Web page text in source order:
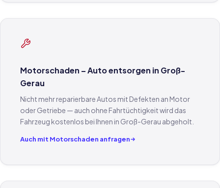
Motorschaden – Auto entsorgen in Groß-
Gerau
Nicht mehr reparierbare Autos mit Defekten an Motor
oder Getriebe — auch ohne Fahrtüchtigkeit wird das
Fahrzeug kostenlos bei Ihnen in Groß-Gerau abgeholt.
Auch mit Motorschaden anfragen